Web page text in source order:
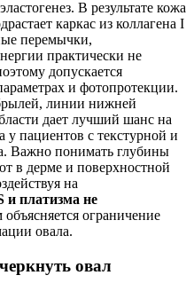
В результате кожа
каркас из коллагена I
перемычки,
практически не
допускается
и фотопротекции.
линии нижней
дает лучший шанс на
у пациентов с текстурной и
Важно понимать глубины
в дерме и поверхностной
на
и платизма не
ограничение
овала.
овал